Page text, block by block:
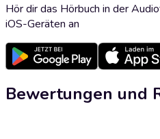
Hör dir das Hörbuch in der
iOS-Geräten an
Bewertungen und